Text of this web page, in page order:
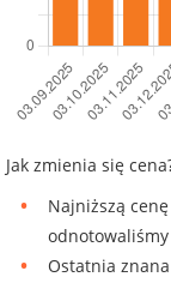
Jak zmienia się
Najniższą
Ostatnia